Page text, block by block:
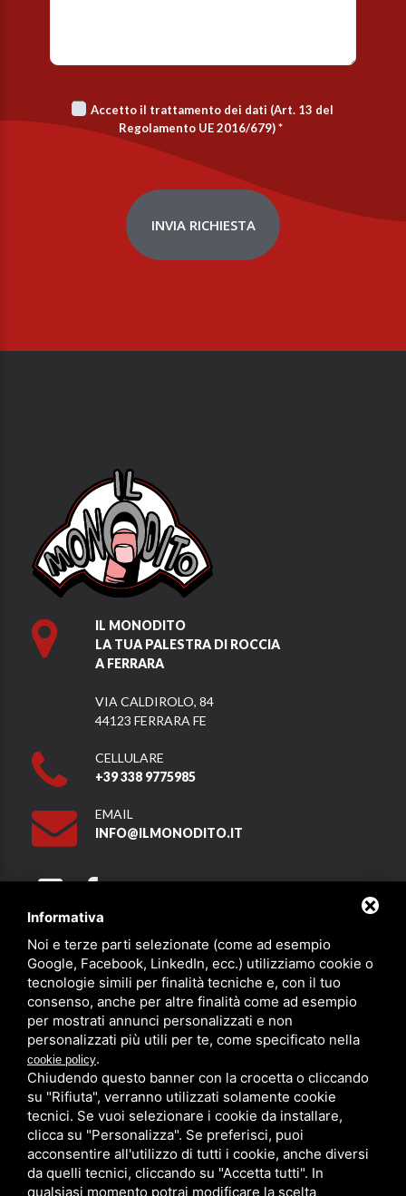
Accetto il trattamento dei dati (Art. 13 del
Regolamento UE 2016/679)*
INVIA RICHIESTA
IL MONODITO
LA TUA PALESTRA DI ROCCIA
A FERRARA
VIA CALDIROLO, 84
44123 FERRARA FE
CELLULARE
+39 338 9775985
EMAIL
INFO@ILMONODITO.IT
Partner
PRIVACY SITEMAP/ QUESTO SITO È PROTETTO DA GOOGLE
RECAPTCHA V3,PRIVACY POLICYE TERMS OF SERVICEDI GOOGLE.
Informativa
Noi e terze parti selezionate (come ad esempio
Google, Facebook, LinkedIn, ecc.) utilizziamo cookie o
tecnologie simili per finalità tecniche e, con il tuo
consenso, anche per altre finalità come ad esempio
per mostrati annunci personalizzati e non
personalizzati più utili per te, come specificato nella
cookie policy.
Chiudendo questo banner con la crocetta o cliccando
su "Rifiuta", verranno utilizzati solamente cookie
tecnici. Se vuoi selezionare i cookie da installare,
clicca su "Personalizza". Se preferisci, puoi
acconsentire all'utilizzo di tutti i cookie, anche diversi
da quelli tecnici, cliccando su "Accetta tutti". In
qualsiasi momento potrai modificare la scelta